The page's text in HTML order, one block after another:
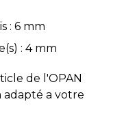
: 6 mm
: 4 mm
de l'OPAN
a votre